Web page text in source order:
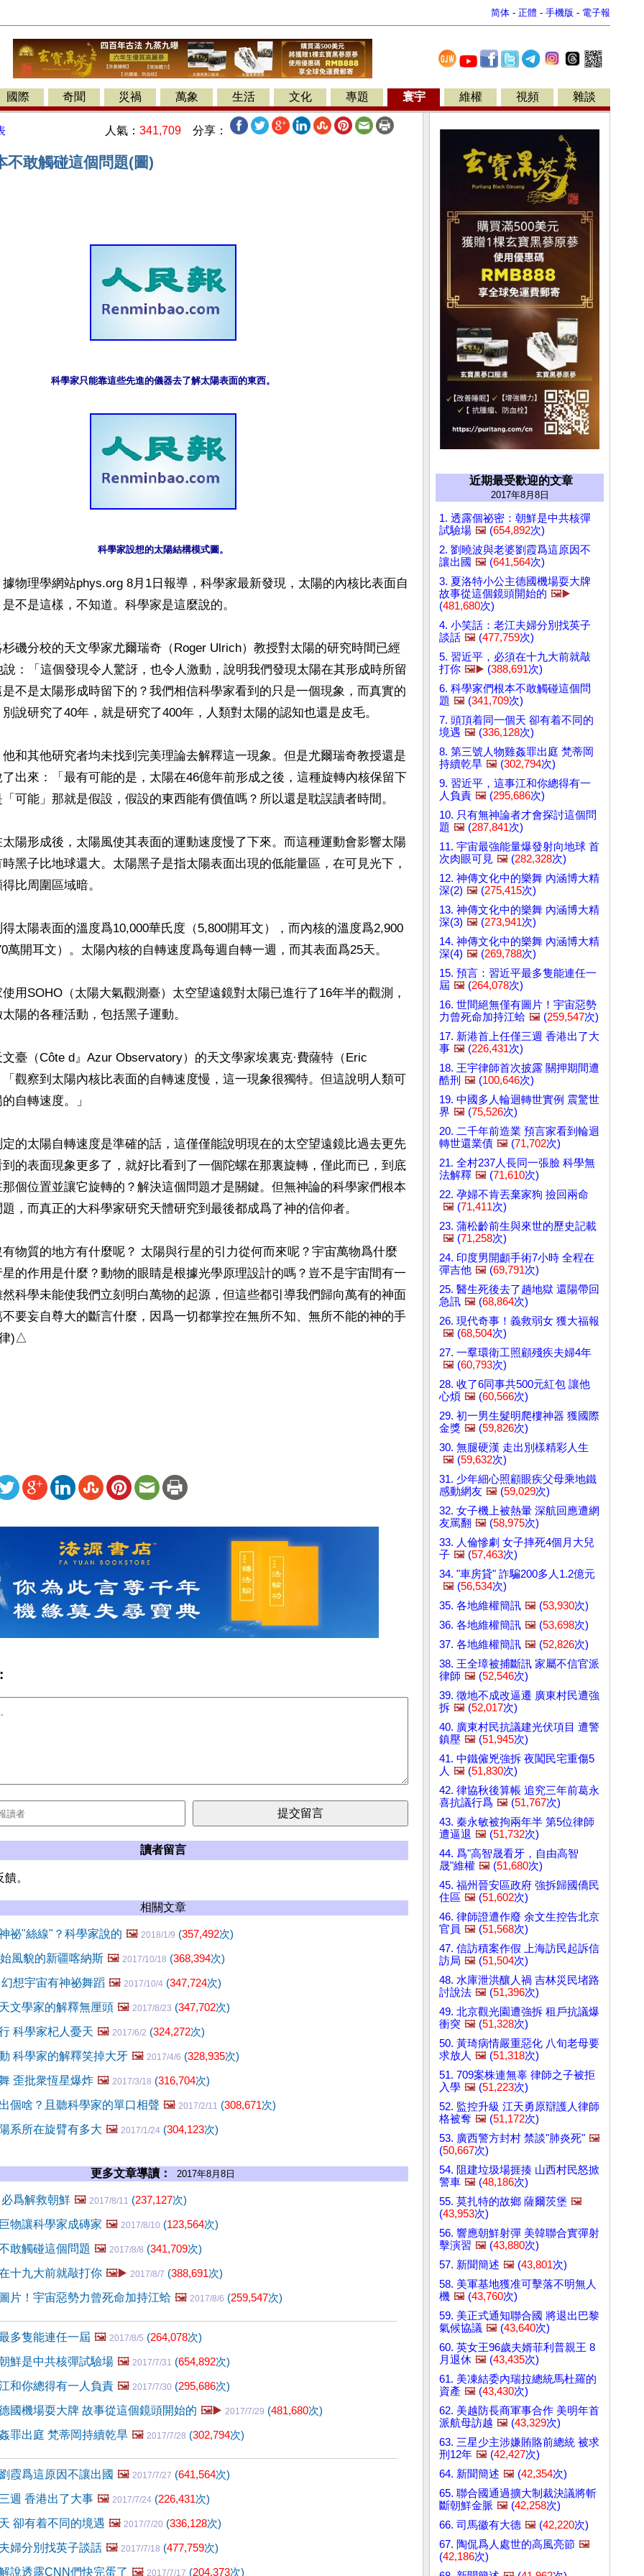
简体 - 正體 - 手機版 - 電子報
國際 奇聞 災禍 萬象 生活 文化 專題 寰宇 維權 視頻 雜談
人氣： 341,709 分享：
不敢觸碰這個問題(圖)
科學家只能靠這些先進的儀器去了解太陽表面的東西。
科學家設想的太陽結構模式圖。
物理學網站phys.org 8月1日報導，科學家最新發現，太陽的內核比表面自
不是這樣，不知道。科學家是這麼說的。
磯分校的天文學家尤爾瑞奇（Roger Ulrich）教授對太陽的研究時間已經
：「這個發現令人驚訝，也令人激動，說明我們發現太陽在其形成時所留
不是太陽形成時留下的？我們相信科學家看到的只是一個現象，而真實的
說研究了40年，就是研究了400年，人類對太陽的認知也還是皮毛。
和其他研究者均未找到完美理論去解釋這一現象。但是尤爾瑞奇教授還是
出來：「最有可能的是，太陽在46億年前形成之後，這種旋轉內核保留下
可能」那就是假設，假設的東西能有價值嗎？所以還是耽誤讀者時間。
陽形成後，太陽風使其表面的運動速度慢了下來。而這種運動會影響太陽
黑子比地球還大。太陽黑子是指太陽表面出現的低能量區，在可見光下，
比周圍區域暗。
太陽表面的溫度爲10,000華氏度（5,800開耳文），而內核的溫度爲2,900
萬開耳文）。太陽內核的自轉速度爲每週自轉一週，而其表面爲25天。
用SOHO（太陽大氣觀測臺）太空望遠鏡對太陽已進行了16年半的觀測，
陽的各種活動，包括黑子運動。
臺（Côte d』Azur Observatory）的天文學家埃裏克·費薩特（Eric
觀察到太陽內核比表面的自轉速度慢，這一現象很獨特。但這說明人類可
自轉速度。」
的太陽自轉速度是準確的話，這僅僅能說明現在的太空望遠鏡比過去更先
的表面現象更多了，就好比看到了一個陀螺在那裏旋轉，僅此而已，到底
個位置並讓它旋轉的？解決這個問題才是關鍵。但無神論的科學家們根本
，而真正的大科學家研究天體研究到最後都成爲了神的信仰者。
物質的地方有什麼呢？ 太陽與行星的引力從何而來呢？宇宙萬物爲什麼
的作用是什麼？動物的眼睛是根據光學原理設計的嗎？豈不是宇宙間有一
科學未能使我們立刻明白萬物的起源，但這些都引導我們歸向萬有的神面
要妄自尊大的斷言什麼，因爲一切都掌控在無所不知、無所不能的神的手
)△
讀者留言
。
相關文章
祕"絲線"？科學家說的 🖼️ 2018/1/9 (357,492次)
風貌的新疆喀納斯 🖼️ 2017/10/18 (368,394次)
想宇宙有神祕舞蹈 🖼️ 2017/10/4 (347,724次)
文學家的解釋無厘頭 🖼️ 2017/8/23 (347,702次)
科學家杞人憂天 🖼️ 2017/6/2 (324,272次)
科學家的解釋笑掉大牙 🖼️ 2017/4/6 (328,935次)
歪批衆恆星爆炸 🖼️ 2017/3/18 (316,704次)
個啥？且聽科學家的單口相聲 🖼️ 2017/2/11 (308,671次)
系所在旋臂有多大 🖼️ 2017/1/24 (304,123次)
更多文章導讀： 2017年8月8日
爲解救朝鮮 🖼️ 2017/8/11 (237,127次)
物讓科學家成磚家 🖼️ 2017/8/10 (123,564次)
敢觸碰這個問題 🖼️ 2017/8/8 (341,709次)
十九大前就敲打你 🖼️▶️ 2017/8/7 (388,691次)
片！宇宙惡勢力曾死命加持江蛤 🖼️ 2017/8/6 (259,547次)
多隻能連任一屆 🖼️ 2017/8/5 (264,078次)
鮮是中共核彈試驗場 🖼️ 2017/7/31 (654,892次)
和你總得有一人負責 🖼️ 2017/7/30 (295,686次)
國機場耍大牌 故事從這個鏡頭開始的 🖼️▶️ 2017/7/29 (481,680次)
罪出庭 梵蒂岡持續乾旱 🖼️ 2017/7/28 (302,794次)
霞爲這原因不讓出國 🖼️ 2017/7/27 (641,564次)
週 香港出了大事 🖼️ 2017/7/24 (226,431次)
卻有着不同的境遇 🖼️ 2017/7/20 (336,128次)
婦分別找英子談話 🖼️ 2017/7/18 (477,759次)
說透露CNN們快完蛋了 🖼️ 2017/7/17 (204,373次)
近期最受歡迎的文章
2017年8月8日
1. 透露個祕密：朝鮮是中共核彈
試驗場 🖼️ (654,892次)
2. 劉曉波與老婆劉霞爲這原因不
讓出國 🖼️ (641,564次)
3. 夏洛特小公主德國機場耍大牌
故事從這個鏡頭開始的 🖼️▶️
(481,680次)
4. 小笑話：老江夫婦分別找英子
談話 🖼️ (477,759次)
5. 習近平，必須在十九大前就敲
打你 🖼️▶️ (388,691次)
6. 科學家們根本不敢觸碰這個問
題 🖼️ (341,709次)
7. 頭頂着同一個天 卻有着不同的
境遇 🖼️ (336,128次)
8. 第三號人物雞姦罪出庭 梵蒂岡
持續乾旱 🖼️ (302,794次)
9. 習近平，這事江和你總得有一
人負責 🖼️ (295,686次)
10. 只有無神論者才會探討這個問
題 🖼️ (287,841次)
11. 宇宙最強能量爆發射向地球 首
次肉眼可見 🖼️ (282,328次)
12. 神傳文化中的樂舞 內涵博大精
深(2) 🖼️ (275,415次)
13. 神傳文化中的樂舞 內涵博大精
深(3) 🖼️ (273,941次)
14. 神傳文化中的樂舞 內涵博大精
深(4) 🖼️ (269,788次)
15. 預言：習近平最多隻能連任一
屆 🖼️ (264,078次)
16. 世間絕無僅有圖片！宇宙惡勢
力曾死命加持江蛤 🖼️ (259,547次)
17. 新港首上任僅三週 香港出了大
事 🖼️ (226,431次)
18. 王宇律師首次披露 關押期間遭
酷刑 🖼️ (100,646次)
19. 中國多人輪迴轉世實例 震驚世
界 🖼️ (75,526次)
20. 二千年前造業 預言家看到輪迴
轉世還業債 🖼️ (71,702次)
21. 全村237人長同一張臉 科學無
法解釋 🖼️ (71,610次)
22. 孕婦不肯丟棄家狗 撿回兩命
🖼️ (71,411次)
23. 蒲松齡前生與來世的歷史記載
🖼️ (71,258次)
24. 印度男開顱手術7小時 全程在
彈吉他 🖼️ (69,791次)
25. 醫生死後去了趟地獄 還陽帶回
急訊 🖼️ (68,864次)
26. 現代奇事！義救弱女 獲大福報
🖼️ (68,504次)
27. 一羣環衛工照顧殘疾夫婦4年
🖼️ (60,793次)
28. 收了6同事共500元紅包 讓他
心煩 🖼️ (60,566次)
29. 初一男生髮明爬樓神器 獲國際
金獎 🖼️ (59,826次)
30. 無腿硬漢 走出別樣精彩人生
🖼️ (59,632次)
31. 少年細心照顧眼疾父母乘地鐵
感動網友 🖼️ (59,029次)
32. 女子機上被熱暈 深航回應遭網
友罵翻 🖼️ (58,975次)
33. 人倫慘劇 女子摔死4個月大兒
子 🖼️ (57,463次)
34. "車房貸" 詐騙200多人1.2億元
🖼️ (56,534次)
35. 各地維權簡訊 🖼️ (53,930次)
36. 各地維權簡訊 🖼️ (53,698次)
37. 各地維權簡訊 🖼️ (52,826次)
38. 王全璋被捕斷訊 家屬不信官派
律師 🖼️ (52,546次)
39. 徵地不成改逼遷 廣東村民遭強
拆 🖼️ (52,017次)
40. 廣東村民抗議建光伏項目 遭警
鎮壓 🖼️ (51,945次)
41. 中鐵僱兇強拆 夜闖民宅重傷5
人 🖼️ (51,830次)
42. 律協秋後算帳 追究三年前葛永
喜抗議行爲 🖼️ (51,767次)
43. 秦永敏被拘兩年半 第5位律師
遭逼退 🖼️ (51,732次)
44. 爲"高智晟看牙，自由高智
晟"維權 🖼️ (51,680次)
45. 福州晉安區政府 強拆歸國僑民
住區 🖼️ (51,602次)
46. 律師證遭作廢 余文生控告北京
官員 🖼️ (51,568次)
47. 信訪積案作假 上海訪民起訴信
訪局 🖼️ (51,504次)
48. 水庫泄洪釀人禍 吉林災民堵路
討說法 🖼️ (51,396次)
49. 北京觀光園遭強拆 租戶抗議爆
衝突 🖼️ (51,328次)
50. 黃琦病情嚴重惡化 八旬老母要
求放人 🖼️ (51,318次)
51. 709案株連無辜 律師之子被拒
入學 🖼️ (51,223次)
52. 監控升級 江天勇原辯護人律師
格被奪 🖼️ (51,172次)
53. 廣西警方封村 禁談"肺炎死" 🖼️
(50,667次)
54. 阻建垃圾場捱揍 山西村民怒掀
警車 🖼️ (48,186次)
55. 莫扎特的故鄉 薩爾茨堡 🖼️
(43,953次)
56. 響應朝鮮射彈 美韓聯合實彈射
擊演習 🖼️ (43,880次)
57. 新聞簡述 🖼️ (43,801次)
58. 美軍基地獲准可擊落不明無人
機 🖼️ (43,760次)
59. 美正式通知聯合國 將退出巴黎
氣候協議 🖼️ (43,640次)
60. 英女王96歲夫婿菲利普親王 8
月退休 🖼️ (43,435次)
61. 美凍結委內瑞拉總統馬杜羅的
資產 🖼️ (43,430次)
62. 美越防長商軍事合作 美明年首
派航母訪越 🖼️ (43,329次)
63. 三星少主涉嫌賄賂前總統 被求
刑12年 🖼️ (42,427次)
64. 新聞簡述 🖼️ (42,354次)
65. 聯合國通過擴大制裁決議將斬
斷朝鮮金脈 🖼️ (42,258次)
66. 司馬徽有大德 🖼️ (42,220次)
67. 陶侃爲人處世的高風亮節 🖼️
(42,186次)